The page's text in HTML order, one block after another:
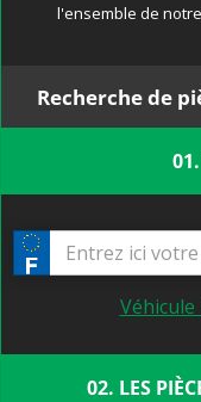
l'ensemble de
Recherche de
02. LES